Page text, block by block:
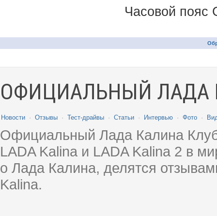
Часовой пояс
ОФИЦИАЛЬНЫЙ ЛАДА
Новости · Отзывы · Тест-драйвы · Статьи · Интервью · Фото ·
Официальный Лада Калина
LADA Kalina и LADA Kalina 2 в
о Лада Калина, делятся
Kalina.